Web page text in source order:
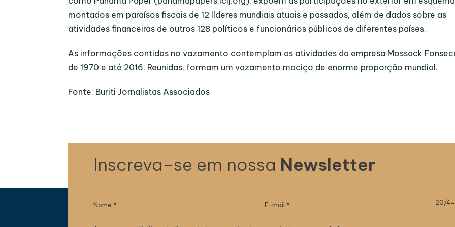
montados em paraísos fiscais de 12 líderes mundiais atuais e passados, além de dados sobre as
atividades financeiras de outros 128 políticos e funcionários públicos de diferentes países.
As informações contidas no vazamento contemplam as atividades da empresa Mossack
de 1970 e até 2016. Reunidas, formam um vazamento maciço de enorme proporção mundial.
Fonte: Buriti Jornalistas Associados
Inscreva-se em nossa Newsletter
20/